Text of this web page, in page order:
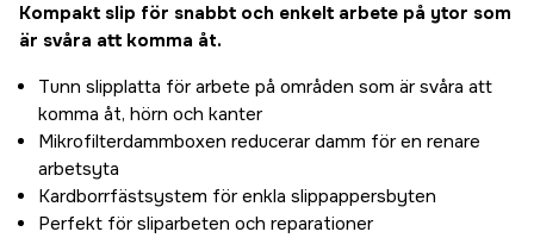
Kompakt slip för snabbt och enkelt arbete på ytor som
är svåra att komma åt.
Tunn slipplatta för arbete på områden som är svåra att
komma åt, hörn och kanter
Mikrofilterdammboxen reducerar damm för en renare
arbetsyta
Kardborrfästsystem för enkla slippappersbyten
Perfekt för sliparbeten och reparationer